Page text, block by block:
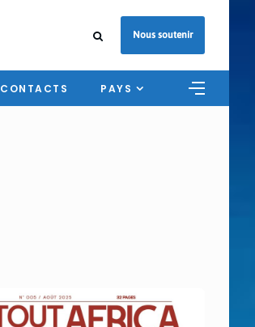
Nous soutenir
CONTACTS PAYS